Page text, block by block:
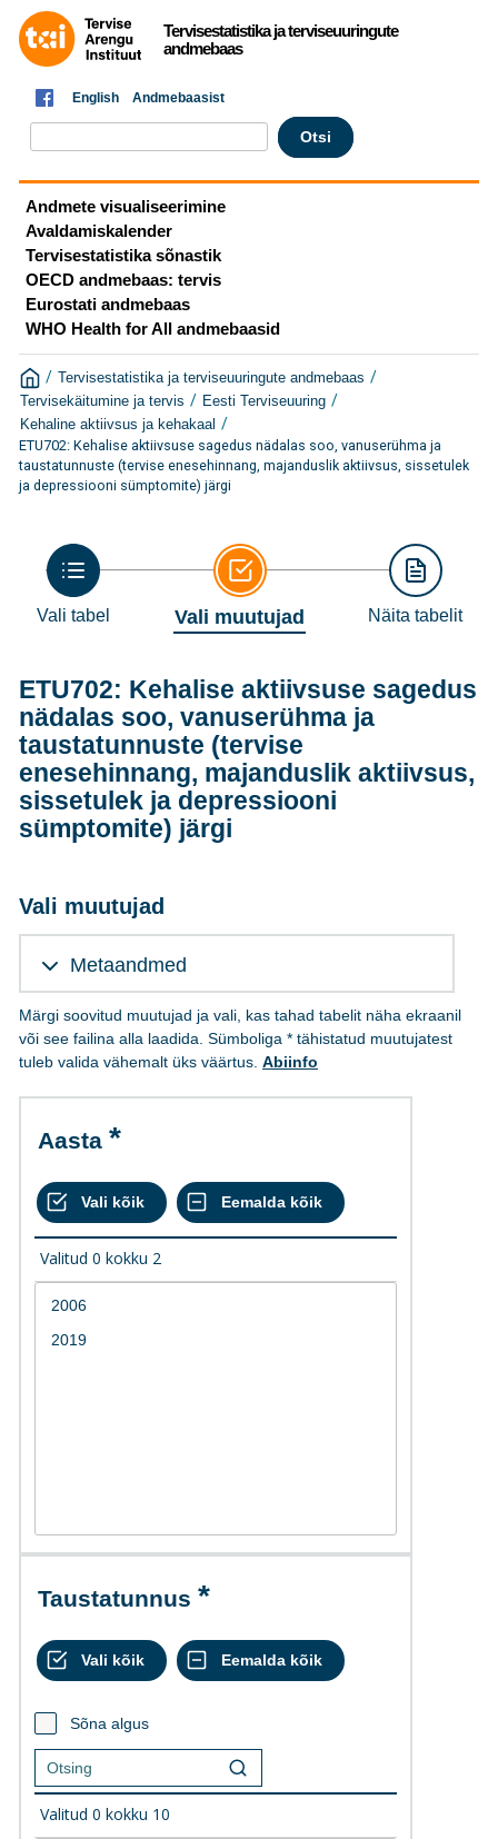
Tervisestatistika ja terviseuuringute
andmebaas
English Andmebaasist
Andmete visualiseerimine
Avaldamiskalender
Tervisestatistika sõnastik
OECD andmebaas: tervis
Eurostati andmebaas
WHO Health for All andmebaasid
/ Tervisestatistika ja terviseuuringute andmebaas /
Tervisekäitumine ja tervis / Eesti Terviseuuring /
Kehaline aktiivsus ja kehakaal /
ETU702: Kehalise aktiivsuse sagedus nädalas soo, vanuserühma ja
taustatunnuste (tervise enesehinnang, majanduslik aktiivsus, sissetulek
ja depressiooni sümptomite) järgi
Vali tabel Vali muutujad Näita tabelit
ETU702: Kehalise aktiivsuse sagedus
nädalas soo, vanuserühma ja
taustatunnuste (tervise
enesehinnang, majanduslik aktiivsus,
sissetulek ja depressiooni
sümptomite) järgi
Vali muutujad
Metaandmed
Märgi soovitud muutujad ja vali, kas tahad tabelit näha ekraanil
või see failina alla laadida. Sümboliga * tähistatud muutujatest
tuleb valida vähemalt üks väärtus. Abiinfo
Aasta
Valitud 0 kokku 2
Taustatunnus
Sõna algus
Valitud 0 kokku 10